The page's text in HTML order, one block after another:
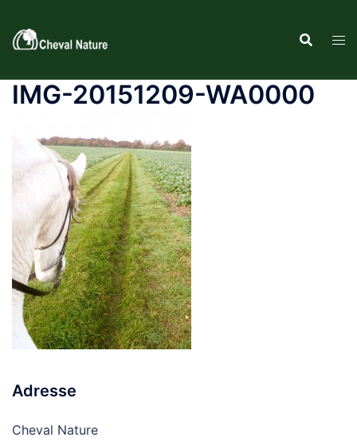
contenu
IMG-20151209-WA0000
Adresse
Cheval Nature